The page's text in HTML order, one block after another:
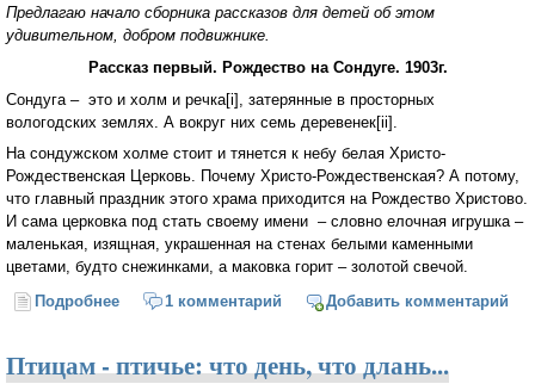
Предлагаю начало сборника рассказов для детей об этом
удивительном, добром подвижнике.
Рассказ первый. Рождество на Сондуге. 1903г.
Сондуга – это и холм и речка[i], затерянные в просторных
вологодских землях. А вокруг них семь деревенек[ii].
На сондужском холме стоит и тянется к небу белая Христо-
Рождественская Церковь. Почему Христо-Рождественская? А потому,
что главный праздник этого храма приходится на Рождество Христово.
И сама церковка под стать своему имени – словно елочная игрушка –
маленькая, изящная, украшенная на стенах белыми каменными
цветами, будто снежинками, а маковка горит – золотой свечой.
Подробнее о Святой и Рождество
1 комментарий Добавить комментарий
Птицам - птичье: что день, что длань...